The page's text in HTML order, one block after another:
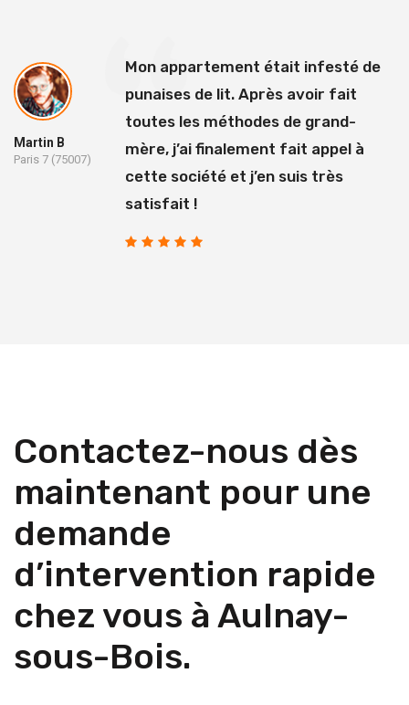
Martin B
Paris 7 (75007)
Mon appartement était infesté de
punaises de lit. Après avoir fait
toutes les méthodes de grand-
mère, j’ai finalement fait appel à
cette société et j’en suis très
satisfait !
Contactez-nous dès
maintenant pour une
demande
d’intervention rapide
chez vous à Aulnay-
sous-Bois.